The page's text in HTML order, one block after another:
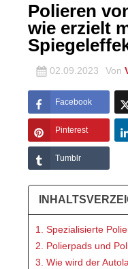
Polieren
wie erzielt
02.09.2023 Von
Facebook
Pinterest
Tumblr
1. Spezialisierte
2. Polierpads und
3. Wie wird der